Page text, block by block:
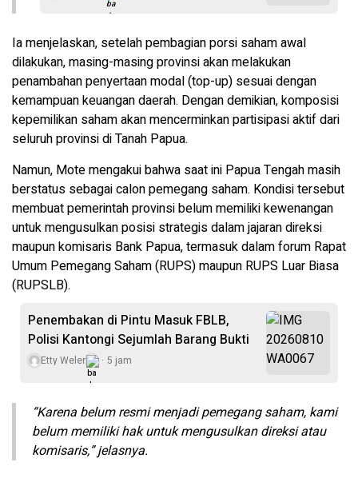
Ia menjelaskan, setelah pembagian porsi saham awal
dilakukan, masing-masing provinsi akan melakukan
penambahan penyertaan modal (top-up) sesuai dengan
kemampuan keuangan daerah. Dengan demikian, komposisi
kepemilikan saham akan mencerminkan partisipasi aktif dari
seluruh provinsi di Tanah Papua.
Namun, Mote mengakui bahwa saat ini Papua Tengah masih
berstatus sebagai calon pemegang saham. Kondisi tersebut
membuat pemerintah provinsi belum memiliki kewenangan
untuk mengusulkan posisi strategis dalam jajaran direksi
maupun komisaris Bank Papua, termasuk dalam forum Rapat
Umum Pemegang Saham (RUPS) maupun RUPS Luar Biasa
(RUPSLB).
Penembakan di Pintu Masuk FBLB,
Polisi Kantongi Sejumlah Barang Bukti
Etty Weler 5 jam
“Karena belum resmi menjadi pemegang saham, kami
belum memiliki hak untuk mengusulkan direksi atau
komisaris,” jelasnya.